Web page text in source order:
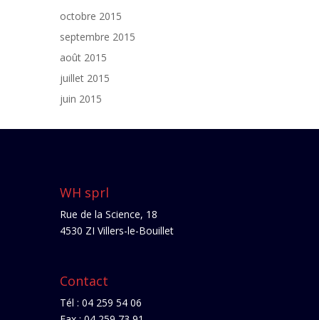
octobre 2015
septembre 2015
août 2015
juillet 2015
juin 2015
WH sprl
Rue de la Science, 18
4530 ZI Villers-le-Bouillet
Contact
Tél : 04 259 54 06